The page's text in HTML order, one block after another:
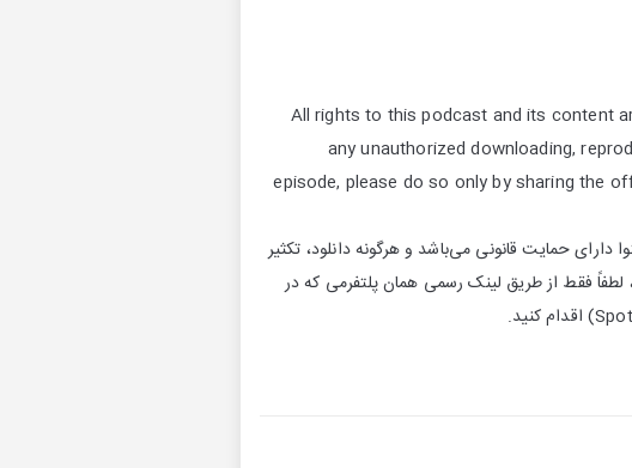
All rights to this podcast and its content
any unauthorized downloading,
episode, please do so only by sharing the
حمایت قانونی می‌باشد و هرگونه دانلود، تکثیر
لطفاً فقط از طریق لینک رسمی همان پلتفرمی که در